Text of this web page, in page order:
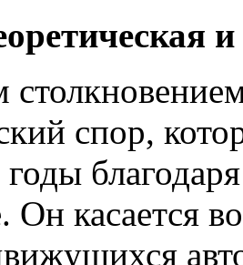
спор,
Он касается